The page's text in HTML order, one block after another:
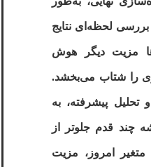
بررسی لحظه‌ای نتایج
مزیت دیگر هوش
را شتاب می‌بخشد.
تحلیل پیشرفته، به
چند قدم جلوتر از
امروز، مزیت